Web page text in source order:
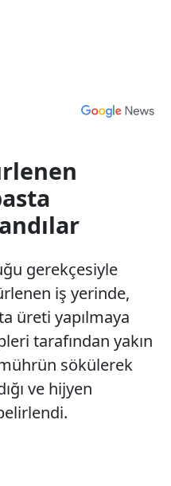
gerekçesiyle
iş yerinde,
üreti yapılmaya
tarafından yakın
sökülerek
ve hijyen